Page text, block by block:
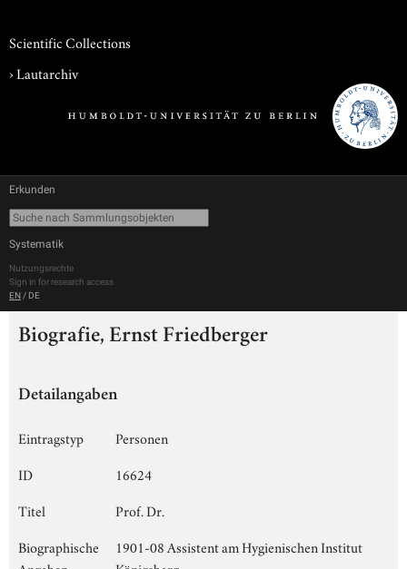
Scientific Collections
›Lautarchiv
Erkunden
Systematik
Nutzungsrechte
Sign in for research access
EN / DE
Biografie, Ernst Friedberger
Detailangaben
Eintragstyp
Personen
ID
16624
Titel
Prof. Dr.
Biographische
1901-08 Assistent am Hygienischen Institut